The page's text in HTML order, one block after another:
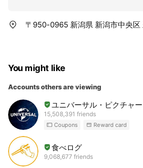
〒950-0965 新潟県 新潟市中央区
You might like
Accounts others are viewing
ユニバーサル・ピクチャ
15,508,391 friends
Coupons Reward card
食べログ
9,068,677 friends